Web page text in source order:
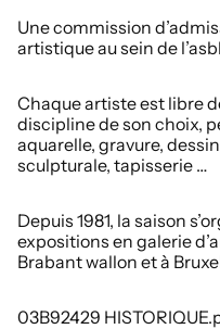
Une commission
artistique au sein de
Chaque artiste est libre
discipline de son choix,
aquarelle, gravure,
sculpturale, tapisserie …
Depuis 1981, la saison
expositions en galerie
Brabant wallon et à
03B92429